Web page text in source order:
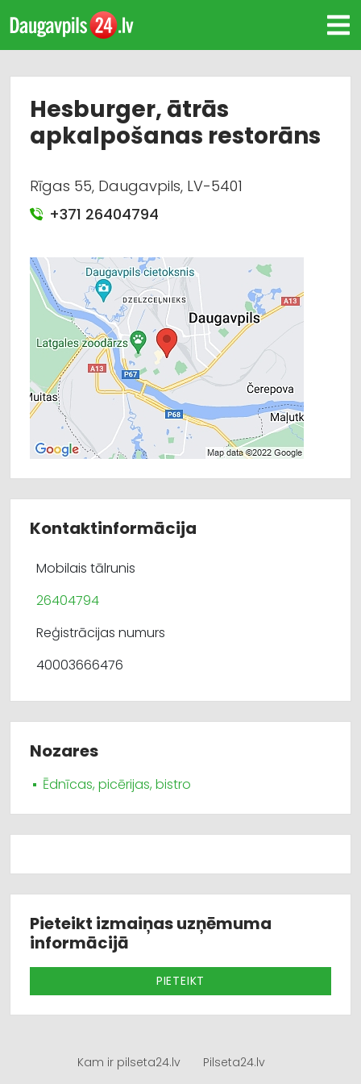
Hesburger, ātrās
apkalpošanas restorāns
Rīgas 55, Daugavpils, LV-5401
+371 26404794
Kontaktinformācija
Mobilais tālrunis
26404794
Reģistrācijas numurs
40003666476
Nozares
Ēdnīcas, picērijas, bistro
Pieteikt izmaiņas uzņēmuma
informācijā
PIETEIKT
Kam ir pilseta24.lv Pilseta24.lv